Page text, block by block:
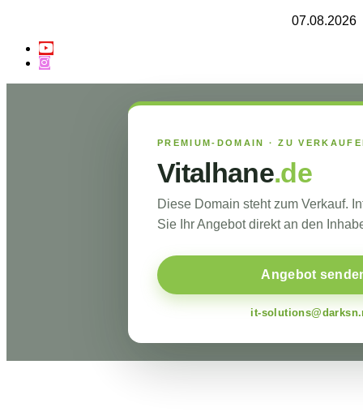
07.08.2026
PREMIUM-DOMAIN · ZU
Vitalhane.de
Diese Domain steht zum Verkauf.
Sie Ihr Angebot direkt an den
Angebot
it-